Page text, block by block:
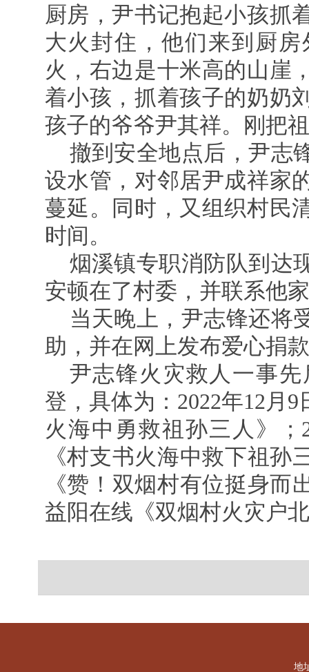
厨房，尹书记抱起小孩抓
大火封住，他们来到厨
火，右边是十米高的山崖
着小孩，抓着孩子的奶奶
孩子的爷爷尹其祥。刚把
撤到安全地点后，尹志
设水管，对邻居尹成祥家
蔓延。同时，又组织村民
时间。
烟溪镇专职消防队到达
安顿在了村委，并联系他
当天晚上，尹志锋还将
助，并在网上发布爱心捐
尹志锋火灾救人一事
登，具体为：2022年12月
火海中勇救祖孙三人》；
《村支书火海中救下祖孙
《赞！双烟村有位挺身而
益阳在线《双烟村火灾户
地